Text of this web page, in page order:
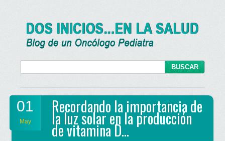
01
May
Recordando la importancia de
la luz solar en la producción
de vitamina D…